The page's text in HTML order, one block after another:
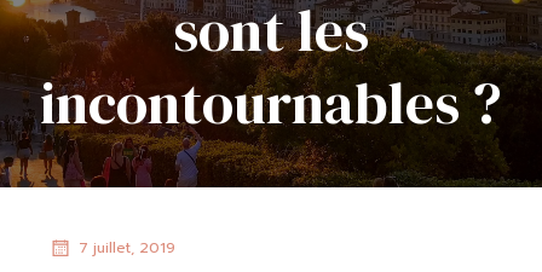
sont les
incontournables ?
7 juillet, 2019